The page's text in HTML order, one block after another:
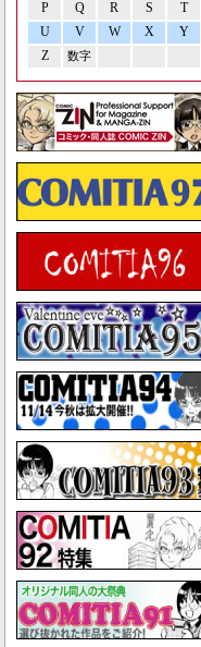
P Q R S
T
U
V W X
Y
Z
数字